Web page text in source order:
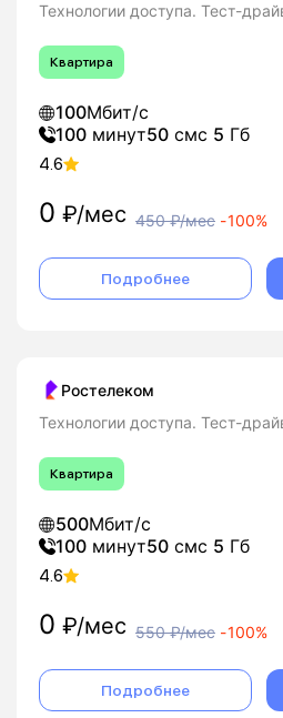
Технологии доступа. Тест-
Квартира
100Мбит/с
100 минут50 смс 5 Гб
4.6
0 ₽/мес 450₽/мес -100%
Подробнее
Ростелеком
Технологии доступа. Тест-
Квартира
500Мбит/с
100 минут50 смс 5 Гб
4.6
0 ₽/мес 550₽/мес -100%
Подробнее